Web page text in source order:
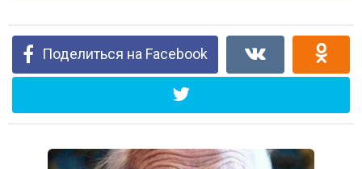
Поделиться на Facebook